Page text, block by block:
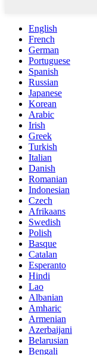
English
French
German
Portuguese
Spanish
Russian
Japanese
Korean
Arabic
Irish
Greek
Turkish
Italian
Danish
Romanian
Indonesian
Czech
Afrikaans
Swedish
Polish
Basque
Catalan
Esperanto
Hindi
Lao
Albanian
Amharic
Armenian
Azerbaijani
Belarusian
Bengali